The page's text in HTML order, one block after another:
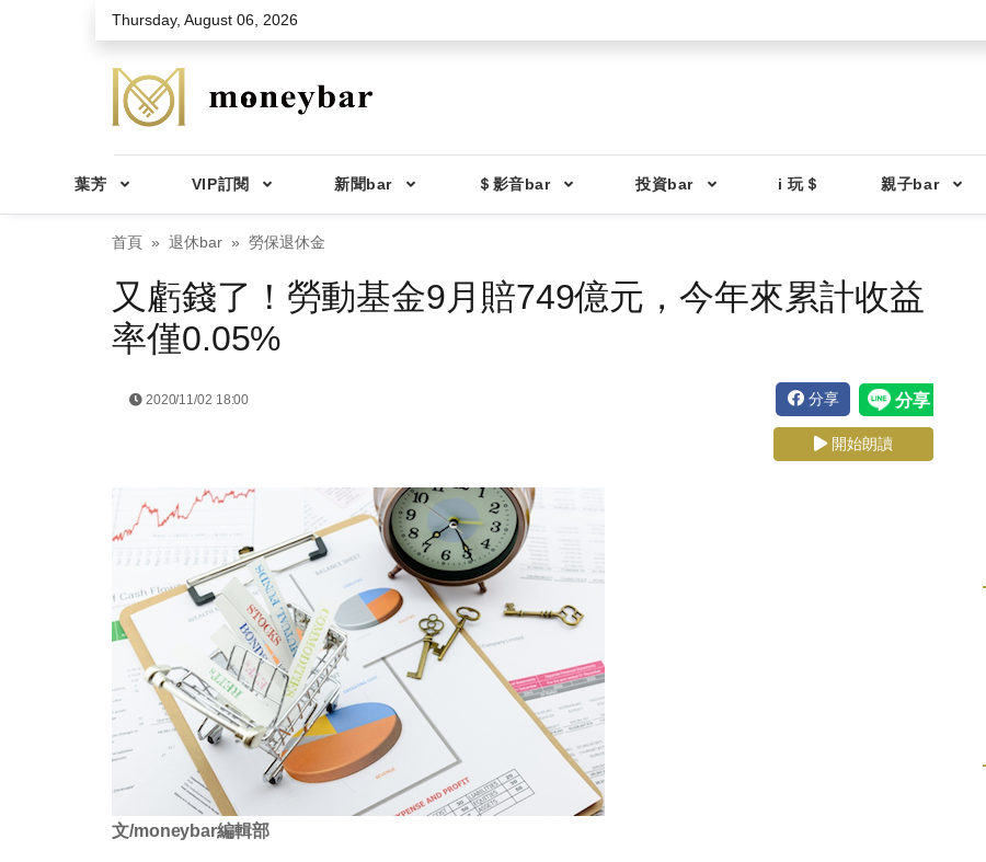
Skip to main contentThursday, August 06, 2026
葉芳 VIP訂閱 新聞bar ＄影音bar 投資bar i 玩＄ 親子bar
首頁 退休bar 勞保退休金
又虧錢了！勞動基金9月賠749億元，今年來累計收益
率僅0.05%
2020/11/02 18:00 分享
開始朗讀
文/moneybar編輯部